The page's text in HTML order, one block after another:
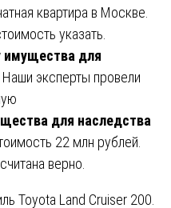
квартира в Москве.
указать.
имущества для
. Наши эксперты провели
для наследства
22 млн рублей.
верно.
Toyota Land Cruiser 200.